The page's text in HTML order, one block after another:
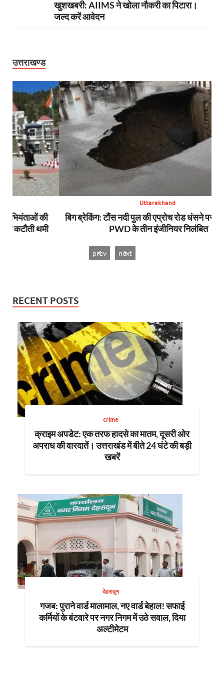
खुशखबरी: AIIMS ने खोला नौकरी का पिटारा।
जल्द करें आवेदन
उत्तराखण्ड
बिग ब्रेकिंग: टौंस नदी पुल की एप्रोच रोड धंसने पर जागा शासन,
PWD के तीन इंजीनियर निलंबित
prev next
RECENT POSTS
crime
क्राइम अपडेट: एक तरफ हादसे का मातम, दूसरी ओर
अपराध की वारदातें। उत्तराखंड में बीते 24 घंटे की बड़ी
खबरें
देहरादून
गजब: पुराने वार्ड मालामाल, नए वार्ड बेहाल! सफाई
कर्मियों के बंटवारे पर नगर निगम में उठे सवाल, दिया
अल्टीमेटम